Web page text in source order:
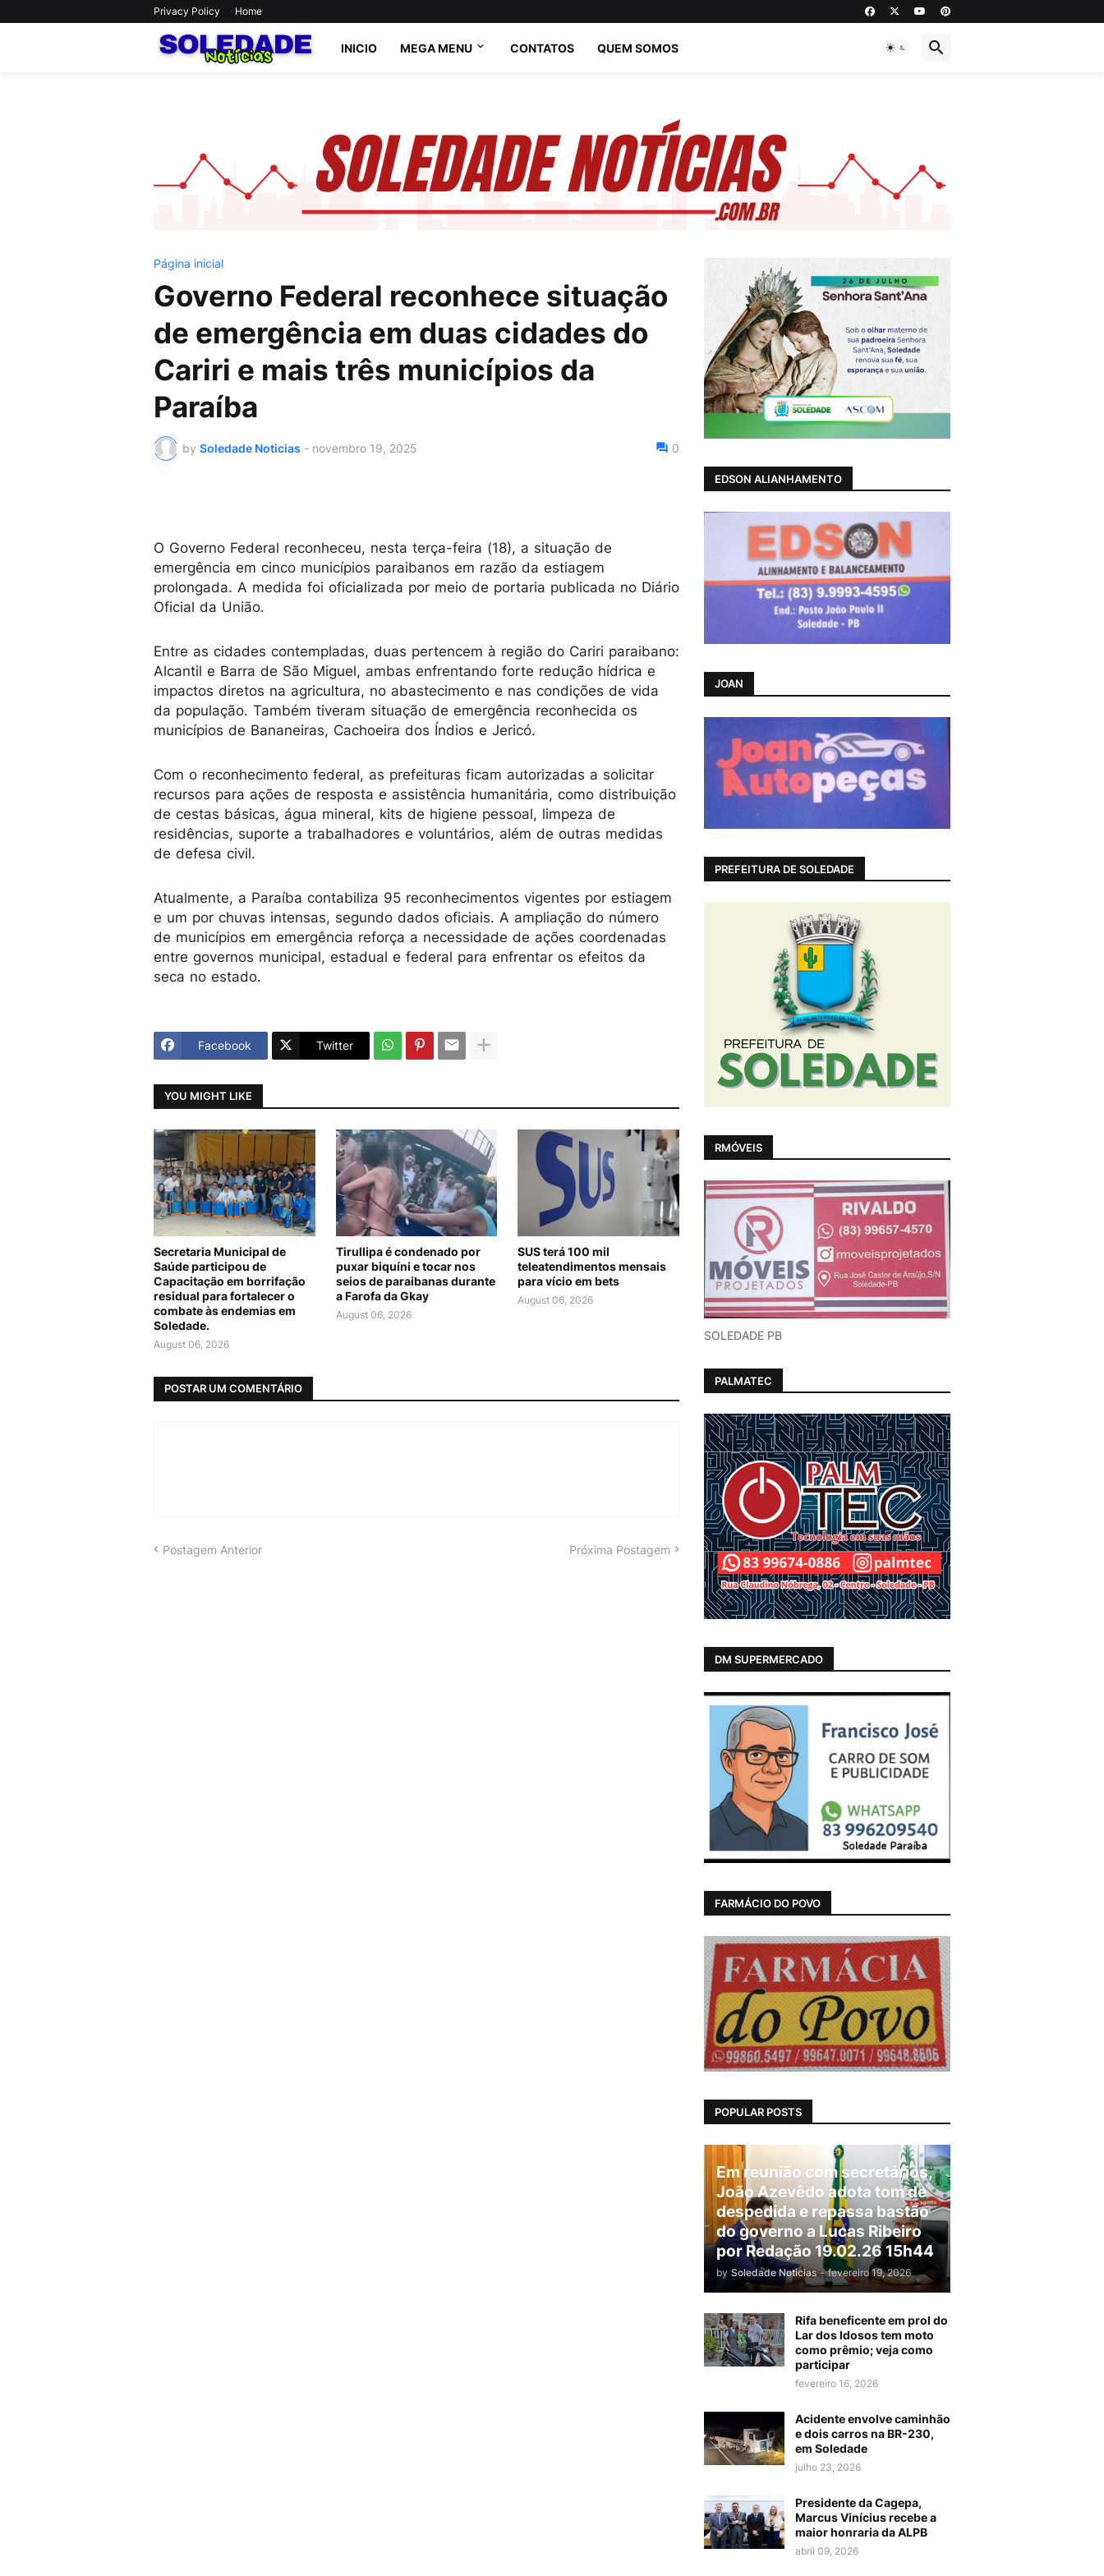
Privacy Policy Home
INICIO MEGA MENU CONTATOS QUEM SOMOS
Página inicial
Governo Federal reconhece situação
de emergência em duas cidades do
Cariri e mais três municípios da
Paraíba
by Soledade Noticias - novembro 19, 2025 0
O Governo Federal reconheceu, nesta terça-feira (18), a situação de
emergência em cinco municípios paraibanos em razão da estiagem
prolongada. A medida foi oficializada por meio de portaria publicada no Diário
Oficial da União.
Entre as cidades contempladas, duas pertencem à região do Cariri paraibano:
Alcantil e Barra de São Miguel, ambas enfrentando forte redução hídrica e
impactos diretos na agricultura, no abastecimento e nas condições de vida
da população. Também tiveram situação de emergência reconhecida os
municípios de Bananeiras, Cachoeira dos Índios e Jericó.
Com o reconhecimento federal, as prefeituras ficam autorizadas a solicitar
recursos para ações de resposta e assistência humanitária, como distribuição
de cestas básicas, água mineral, kits de higiene pessoal, limpeza de
residências, suporte a trabalhadores e voluntários, além de outras medidas
de defesa civil.
Atualmente, a Paraíba contabiliza 95 reconhecimentos vigentes por estiagem
e um por chuvas intensas, segundo dados oficiais. A ampliação do número
de municípios em emergência reforça a necessidade de ações coordenadas
entre governos municipal, estadual e federal para enfrentar os efeitos da
seca no estado.
Facebook Twitter
YOU MIGHT LIKE
Secretaria Municipal de
Saúde participou de
Capacitação em borrifação
residual para fortalecer o
combate às endemias em
Soledade.
August 06, 2026
Tirullipa é condenado por
puxar biquíni e tocar nos
seios de paraibanas durante
a Farofa da Gkay
August 06, 2026
SUS terá 100 mil
teleatendimentos mensais
para vício em bets
August 06, 2026
POSTAR UM COMENTÁRIO
Postagem Anterior Próxima Postagem
EDSON ALIANHAMENTO
JOAN
PREFEITURA DE SOLEDADE
RMÓVEIS
SOLEDADE PB
PALMATEC
DM SUPERMERCADO
FARMÁCIO DO POVO
POPULAR POSTS
Em reunião com secretários,
João Azevêdo adota tom de
despedida e repassa bastão
do governo a Lucas Ribeiro
por Redação 19.02.26 15h44
by Soledade Noticias - fevereiro 19, 2026
Rifa beneficente em prol do
Lar dos Idosos tem moto
como prêmio; veja como
participar
fevereiro 16, 2026
Acidente envolve caminhão
e dois carros na BR-230,
em Soledade
julho 23, 2026
Presidente da Cagepa,
Marcus Vinícius recebe a
maior honraria da ALPB
abril 09, 2026